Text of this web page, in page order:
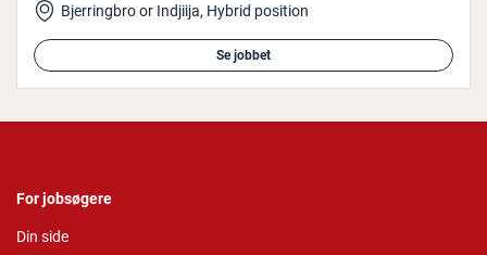
Bjerringbro or Indjiija, Hybrid position
Se jobbet
For jobsøgere
Din side